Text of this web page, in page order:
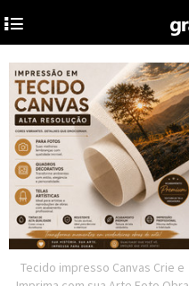
4
Tecido impresso Canvas Crie e